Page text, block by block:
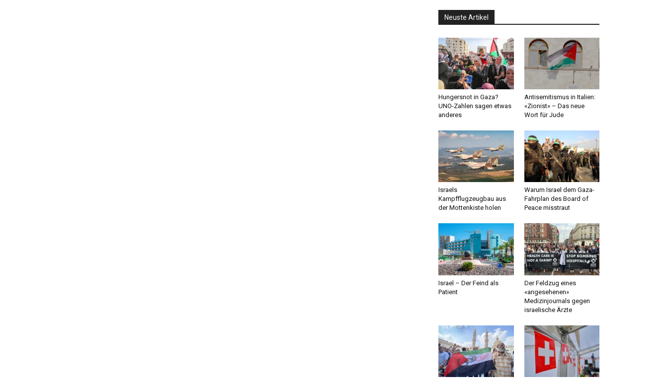
Neuste Artikel
Hungersnot in Gaza?
UNO-Zahlen sagen etwas
anderes
Antisemitismus in Italien:
«Zionist» – Das neue
Wort für Jude
Israels
Kampfflugzeugbau aus
der Mottenkiste holen
Warum Israel dem Gaza-
Fahrplan des Board of
Peace misstraut
Israel – Der Feind als
Patient
Der Feldzug eines
«angesehenen»
Medizinjournals gegen
israelische Ärzte